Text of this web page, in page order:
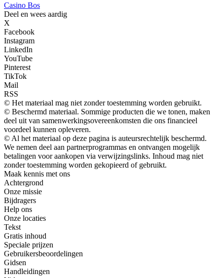
Casino Bos
Deel en wees aardig
X
Facebook
Instagram
LinkedIn
YouTube
Pinterest
TikTok
Mail
RSS
© Het materiaal mag niet zonder toestemming worden gebruikt.
© Beschermd materiaal. Sommige producten die we tonen, maken
deel uit van samenwerkingsovereenkomsten die ons financieel
voordeel kunnen opleveren.
© Al het materiaal op deze pagina is auteursrechtelijk beschermd.
We nemen deel aan partnerprogrammas en ontvangen mogelijk
betalingen voor aankopen via verwijzingslinks. Inhoud mag niet
zonder toestemming worden gekopieerd of gebruikt.
Maak kennis met ons
Achtergrond
Onze missie
Bijdragers
Help ons
Onze locaties
Tekst
Gratis inhoud
Speciale prijzen
Gebruikersbeoordelingen
Gidsen
Handleidingen